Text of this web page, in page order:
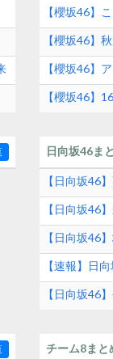
What’s
【櫻坂46】
What’s
【櫻坂46】
【櫻坂46】
ー2026 -
【櫻坂46】
日向坂46ま
【日向坂46
【日向坂46
【日向坂46
【速報】日
【日向坂46
チーム8まと